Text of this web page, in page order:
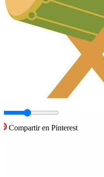
Compartir en Pinterest